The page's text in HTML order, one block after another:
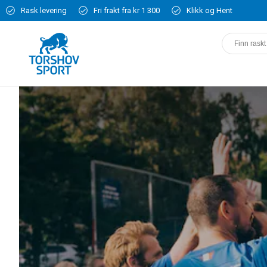
Rask levering Fri frakt fra kr 1 300 Klikk og Hent